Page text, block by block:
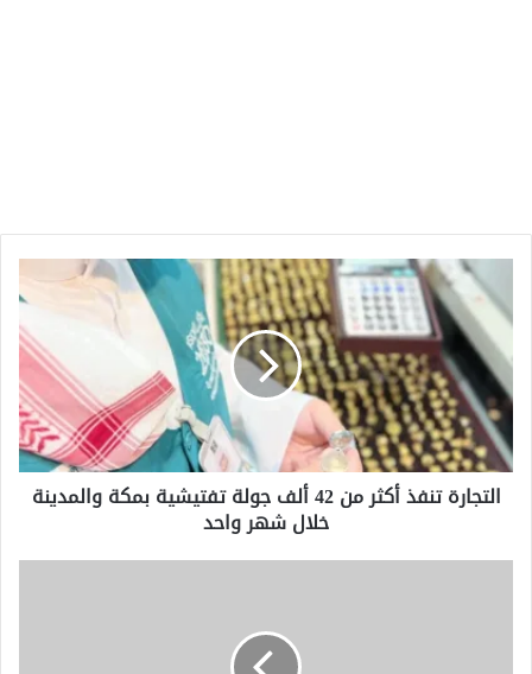
التجارة
تنفذ
أكثر
من
42
ألف
جولة
تفتيشية
بمكة
والمدينة
واحد
التجارة تنفذ أكثر من 42 ألف جولة تفتيشية بمكة والمدينة
خلال شهر واحد